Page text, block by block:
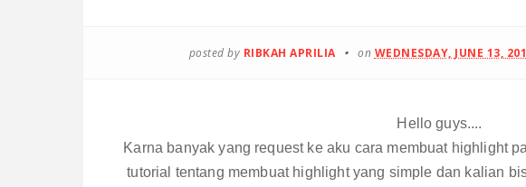
posted by RIBKAH APRILIA on WEDNESDAY, JUNE 13,
Hello guys....
Karna banyak yang request ke aku cara membuat highlight
tutorial tentang membuat highlight yang simple dan kalian